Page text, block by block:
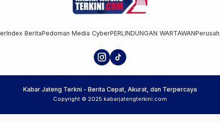
Index BeritaPedoman Media CyberPERLINDUNGAN WARTAWAN
Kabar Jateng Terkni - Berita Cepat, Akurat, dan Terpercaya
Copyright © 2025 kabarjatengterkini.com